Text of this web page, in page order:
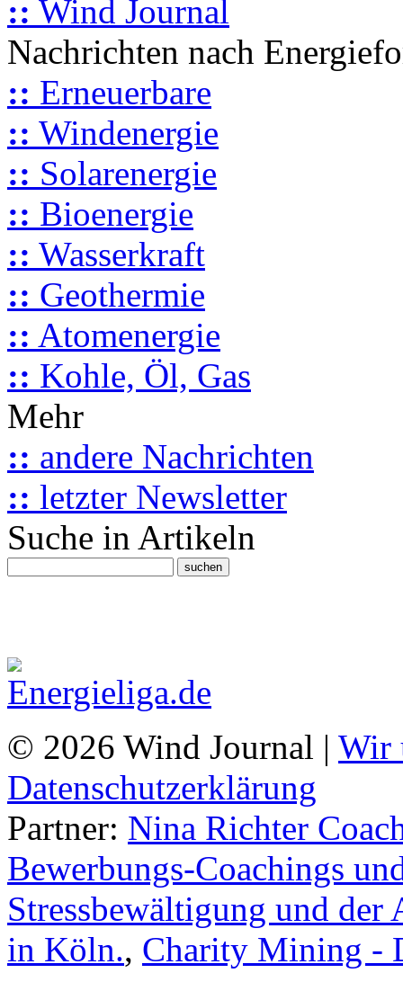
:: Wind Journal
Nachrichten nach
:: Erneuerbare
:: Windenergie
:: Solarenergie
:: Bioenergie
:: Wasserkraft
:: Geothermie
:: Atomenergie
:: Kohle, Öl, Gas
Mehr
:: andere Nachrichten
:: letzter Newsletter
Suche in Artikeln
© 2026 Wind Journal | Wir
Datenschutzerklärung
Partner: Nina Richter
Bewerbungs-Coachings
Stressbewältigung und
in Köln., Charity Mining -